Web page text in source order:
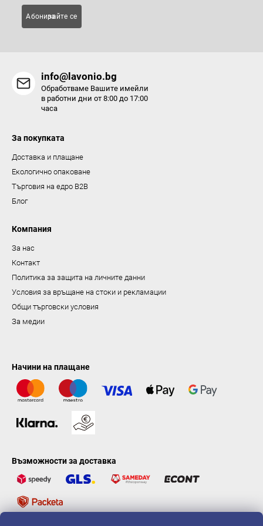
Абонирайте се за
info@lavonio.bg
Обработваме Вашите имейли
в работни дни от 8:00 до 17:00
часа
За покупката
Доставка и плащане
Екологично опаковане
Търговия на едро B2B
Блог
Компания
За нас
Контакт
Политика за защита на личните данни
Условия за връщане на стоки и рекламации
Общи търговски условия
За медии
Начини на плащане
Възможности за доставка